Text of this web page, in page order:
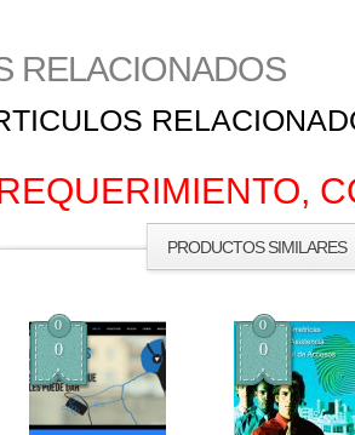
RELACIONADOS
PRODUCTOS SIMILARES
0
0
0
0